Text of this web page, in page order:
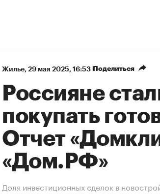
Жилье⁠, 29 мая 2025, 16:53 Поделиться
Россияне
покупать
Отчет
«Дом.РФ»
Доля инвестиционных сделок в